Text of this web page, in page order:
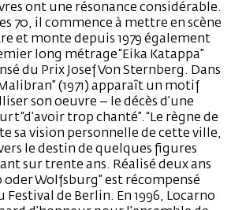
ont une résonance considérable.
70, il commence à mettre en scène
et monte depuis 1979 également
long métrage “Eika Katappa”
du Prix Josef Von Sternberg. Dans
(1971) apparaît un motif
son oeuvre – le décès d’une
“d’avoir trop chanté”. “Le règne de
sa vision personnelle de cette ville,
le destin de quelques figures
sur trente ans. Réalisé deux ans
oder Wolfsburg” est récompensé
Festival de Berlin. En 1996, Locarno